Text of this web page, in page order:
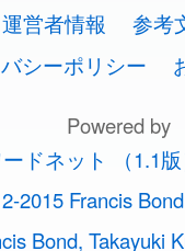
「黃」のイメージを追加し
「 」のイメージを追加
」のイメージを追加
「翌朝 」のイメージを追加
がなの書き方
タカナの書き方
の意味・語源
類語・反対語
画数別なまえ漢
前イメージイラ
・印象から漢
英単語リスニング
語の意味・発音
正式名称・意味
韓国語手書き
外国語翻訳ツー
ミアリーグ選
WEリーグ選手名
オリンピック
前読みクイズ
デイリー穴埋め
更新）
四字熟語パズル
す。
み方検索ブック
タカナ語意味検
クレット
の他の便利ツー
絵文字の意味と
ワード・イメ
ー
運営者情報
参考
シーポリシー
Powered by
ドネット （1.1
2015 Francis
Bond, Takayuki